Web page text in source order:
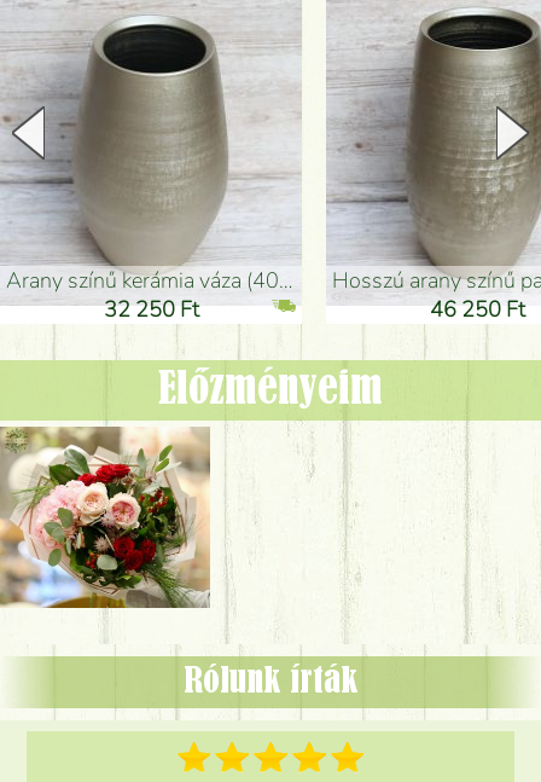
arany színű kerámia váza (40x26cm)
32 250 Ft
hosszú arany színű
46 250 Ft
Előzményeim
Rólunk írták